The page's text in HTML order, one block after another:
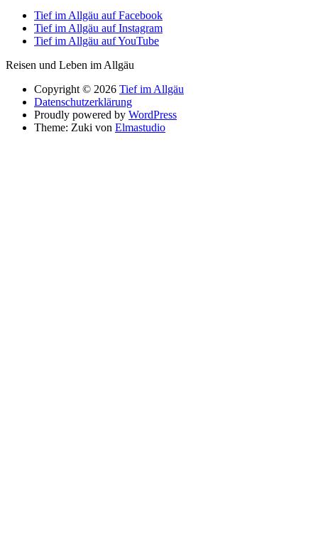
Tief im Allgäu auf Facebook
Tief im Allgäu auf Instagram
Tief im Allgäu auf YouTube
Reisen und Leben im Allgäu
Copyright © 2026 Tief im Allgäu
Datenschutzerklärung
Proudly powered by WordPress
Theme: Zuki von Elmastudio